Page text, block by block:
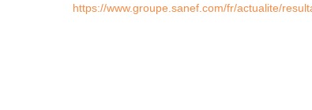
https://www.groupe.sanef.com/fr/actualite/